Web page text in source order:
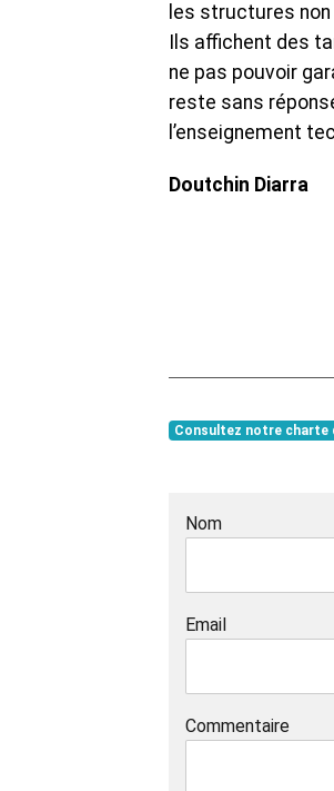
les structures
Ils affichent des
ne pas pouvoir
reste sans
l’enseignement
Doutchin Diarra
Consultez notre charte
Nom
Email
Commentaire